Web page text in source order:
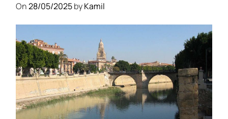
On28/05/2025byKamil